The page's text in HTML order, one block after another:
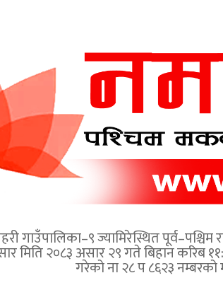
गाउँपालिका–९ ज्यामिरेस्थित
मिति २०८३ असार २९ गते बिहान करिब
गरेको ना २८ प ८६२३